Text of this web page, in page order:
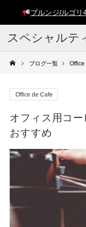
スペシャルテ
雑色焙煎所
ブログ一覧 Office
Office de Cafe
オフィス用コー
おすすめ
ブルンジ/ルゴリ